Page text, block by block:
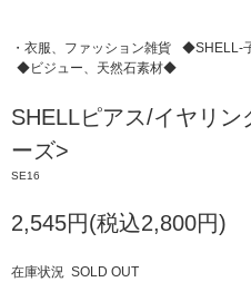
・衣服、ファッション雑貨 ◆SHELL-
◆ビジュー、天然石素材◆
SHELLピアス/イヤリ
ーズ>
SE16
2,545円(税込2,800円)
在庫状況 SOLD OUT